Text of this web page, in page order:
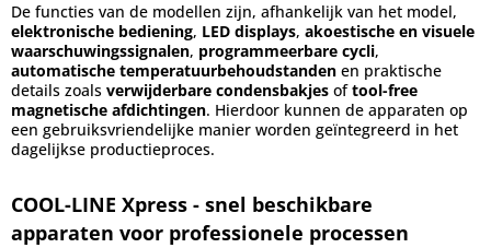
De functies van de modellen zijn, afhankelijk van het model,
elektronische bediening, LED displays, akoestische en visuele
waarschuwingssignalen, programmeerbare cycli,
automatische temperatuurbehoudstanden en praktische
details zoals verwijderbare condensbakjes oftool-free
magnetische afdichtingen. Hierdoor kunnen de apparaten op
een gebruiksvriendelijke manier worden geïntegreerd in het
dagelijkse productieproces.
COOL-LINE Xpress - snel beschikbare
apparaten voor professionele processen